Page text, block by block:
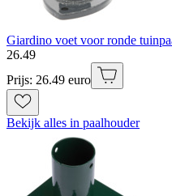
Giardino voet voor ronde
26.49
Prijs: 26.49 euro
Bekijk alles in paalhouder